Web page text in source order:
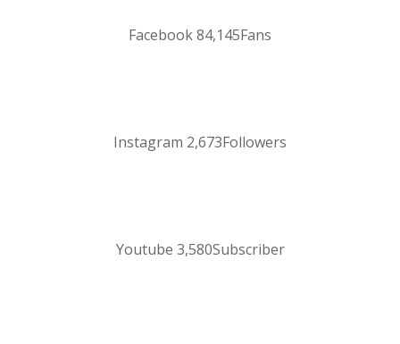
Facebook84,145Fans
Instagram 2,673Followers
Youtube 3,580Subscriber